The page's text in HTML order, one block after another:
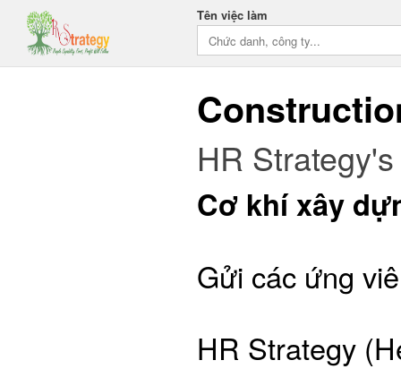
Tên việc làm
HR
Cơ khí xây
Gửi các ứng
HR Strategy